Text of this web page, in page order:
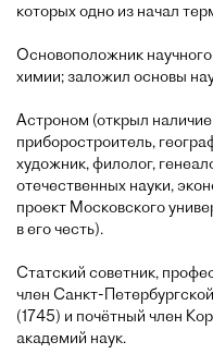
которых одно из начал
Основоположник
химии; заложил основы
Астроном (открыл
приборостроитель,
художник, филолог,
отечественных науки,
проект Московского
в его честь).
Статский советник,
член Санкт-
(1745) и почётный член
академий наук.